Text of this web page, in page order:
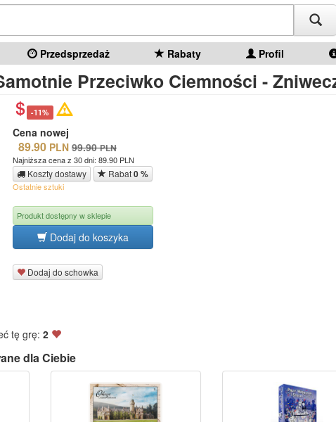
Przedsprzedaż Rabaty Profil
Przeciwko Ciemności -
-11%
Cena nowej
89.90 PLN 99.90 PLN
Najniższa cena z 30 dni: 89.90 PLN
Koszty dostawy Rabat0 %
Ostatnie sztuki
Produkt dostępny w sklepie
Dodaj do koszyka
Dodaj do schowka
tę grę: 2
dla Ciebie